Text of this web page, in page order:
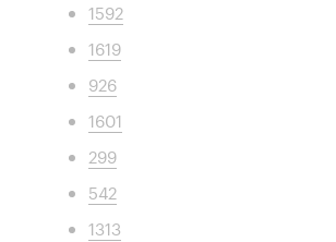
1592
1619
926
1601
299
542
1313